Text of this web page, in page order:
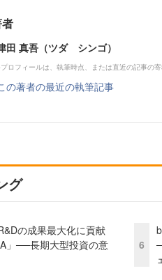
田 真吾（ツダ シンゴ）
ロフィールは、執筆時点、または直近の記事の
の著者の最近の執筆記事
グ
の成果最大化に貢献
」──長期大型投資の意
6